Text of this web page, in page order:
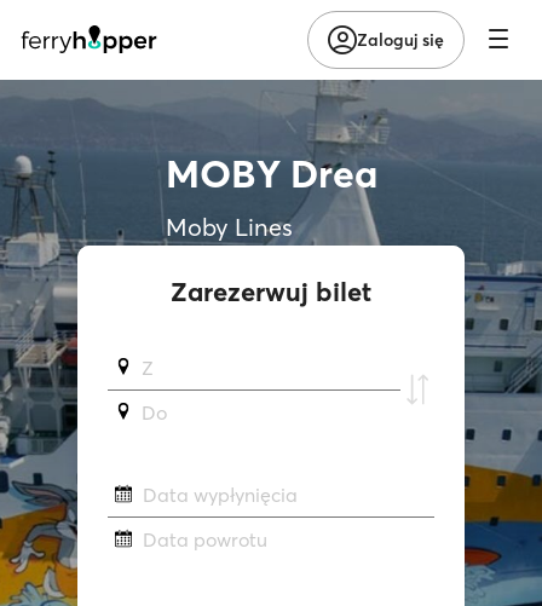
Zaloguj się
MOBY Drea
Moby Lines
Zarezerwuj bilet
Z
Do
Data wypłynięcia
Data powrotu